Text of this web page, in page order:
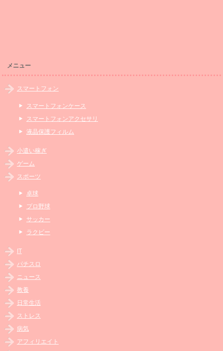
メニュー
スマートフォン
スマートフォンケース
スマートフォンアクセサリ
液晶保護フィルム
小遣い稼ぎ
ゲーム
スポーツ
卓球
プロ野球
サッカー
ラクビー
IT
パチスロ
ニュース
教養
日常生活
ストレス
病気
アフィリエイト